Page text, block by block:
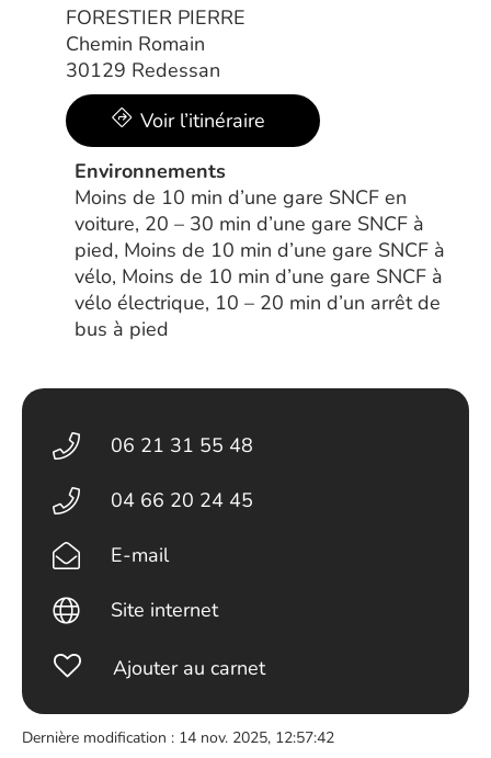
FORESTIER PIERRE
Chemin Romain
30129 Redessan
Voir l’itinéraire
Environnements
Moins de 10 min d’une gare SNCF en
voiture, 20 – 30 min d’une gare SNCF à
pied, Moins de 10 min d’une gare SNCF à
vélo, Moins de 10 min d’une gare SNCF à
vélo électrique, 10 – 20 min d’un arrêt de
bus à pied
06 21 31 55 48
04 66 20 24 45
E-mail
Site internet
Ajouter au carnet
Dernière modification : 14 nov. 2025, 12:57:42